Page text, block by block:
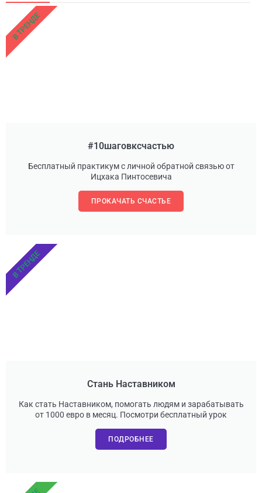
#10шаговксчастью
Бесплатный практикум с личной обратной связью от
Ицхака Пинтосевича
ПРОКАЧАТЬ СЧАСТЬЕ
В ТРЕНДЕ
Стань Наставником
Как стать Наставником, помогать людям и зарабатывать
от 1000 евро в месяц. Посмотри бесплатный урок
ПОДРОБНЕЕ
В ТРЕНДЕ